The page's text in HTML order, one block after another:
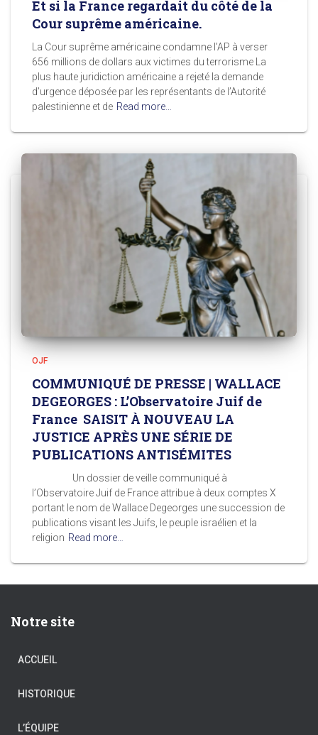
Et si la France regardait du côté de la
Cour suprême américaine.
La Cour suprême américaine condamne l’AP à verser
656 millions de dollars aux victimes du terrorisme La
plus haute juridiction américaine a rejeté la demande
d’urgence déposée par les représentants de l’Autorité
palestinienne et de Read more…
OJF
COMMUNIQUÉ DE PRESSE | WALLACE
DEGEORGES : L’Observatoire Juif de
France SAISIT À NOUVEAU LA
JUSTICE APRÈS UNE SÉRIE DE
PUBLICATIONS ANTISÉMITES
Un dossier de veille communiqué à
l’Observatoire Juif de France attribue à deux comptes X
portant le nom de Wallace Degeorges une succession de
publications visant les Juifs, le peuple israélien et la
religion Read more…
Notre site
ACCUEIL
HISTORIQUE
L’ÉQUIPE